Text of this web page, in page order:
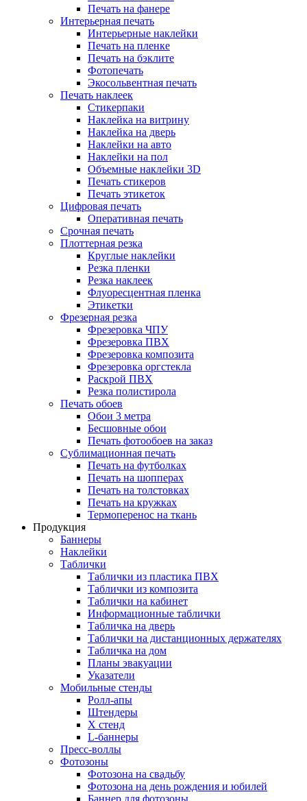
Печать на фанере
Интерьерная печать
Интерьерные наклейки
Печать на пленке
Печать на бэклите
Фотопечать
Экосольвентная печать
Печать наклеек
Стикерпаки
Наклейка на витрину
Наклейка на дверь
Наклейки на авто
Наклейки на пол
Объемные наклейки 3D
Печать стикеров
Печать этикеток
Цифровая печать
Оперативная печать
Срочная печать
Плоттерная резка
Круглые наклейки
Резка пленки
Резка наклеек
Флуоресцентная пленка
Этикетки
Фрезерная резка
Фрезеровка ЧПУ
Фрезеровка ПВХ
Фрезеровка композита
Фрезеровка оргстекла
Раскрой ПВХ
Резка полистирола
Печать обоев
Обои 3 метра
Бесшовные обои
Печать фотообоев на заказ
Сублимационная печать
Печать на футболках
Печать на шопперах
Печать на толстовках
Печать на кружках
Термоперенос на ткань
Продукция
Баннеры
Наклейки
Таблички
Таблички из пластика ПВХ
Таблички из композита
Таблички на кабинет
Информационные таблички
Табличка на дверь
Таблички на дистанционных держателях
Табличка на дом
Планы эвакуации
Указатели
Мобильные стенды
Ролл-апы
Штендеры
Х стенд
L-баннеры
Пресс-воллы
Фотозоны
Фотозона на свадьбу
Фотозона на день рождения и юбилей
Баннер для фотозоны